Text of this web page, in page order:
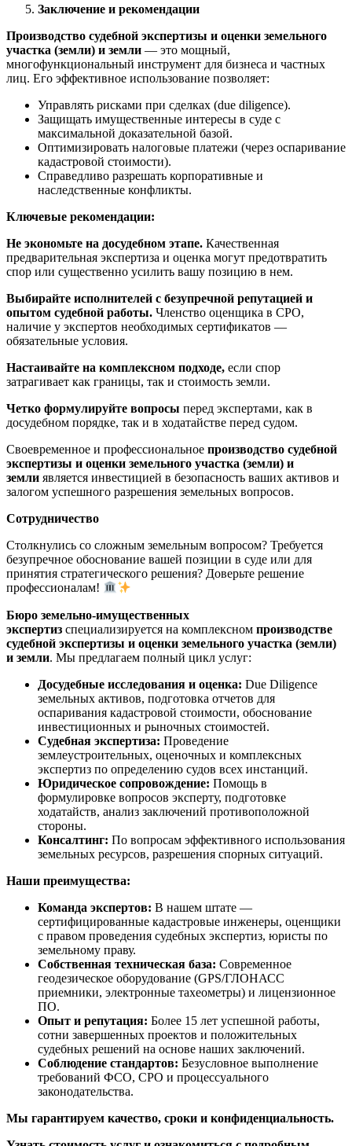
Заключение и рекомендации
Производство судебной экспертизы и оценки земельного
участка (земли) и земли — это мощный,
многофункциональный инструмент для бизнеса и частных
лиц. Его эффективное использование позволяет:
Управлять рисками при сделках (due diligence).
Защищать имущественные интересы в суде с
максимальной доказательной базой.
Оптимизировать налоговые платежи (через оспаривание
кадастровой стоимости).
Справедливо разрешать корпоративные и
наследственные конфликты.
Ключевые рекомендации:
Не экономьте на досудебном этапе. Качественная
предварительная экспертиза и оценка могут предотвратить
спор или существенно усилить вашу позицию в нем.
Выбирайте исполнителей с безупречной репутацией и
опытом судебной работы. Членство оценщика в СРО,
наличие у экспертов необходимых сертификатов —
обязательные условия.
Настаивайте на комплексном подходе, если спор
затрагивает как границы, так и стоимость земли.
Четко формулируйте вопросы перед экспертами, как в
досудебном порядке, так и в ходатайстве перед судом.
Своевременное и профессиональное производство судебной
экспертизы и оценки земельного участка (земли) и
земли является инвестицией в безопасность ваших активов и
залогом успешного разрешения земельных вопросов.
Сотрудничество
Столкнулись со сложным земельным вопросом? Требуется
безупречное обоснование вашей позиции в суде или для
принятия стратегического решения? Доверьте решение
профессионалам!
Бюро земельно-имущественных
экспертиз специализируется на комплексном производстве
судебной экспертизы и оценки земельного участка (земли)
и земли. Мы предлагаем полный цикл услуг:
Досудебные исследования и оценка: Due Diligence
земельных активов, подготовка отчетов для
оспаривания кадастровой стоимости, обоснование
инвестиционных и рыночных стоимостей.
Судебная экспертиза: Проведение
землеустроительных, оценочных и комплексных
экспертиз по определению судов всех инстанций.
Юридическое сопровождение: Помощь в
формулировке вопросов эксперту, подготовке
ходатайств, анализ заключений противоположной
стороны.
Консалтинг: По вопросам эффективного использования
земельных ресурсов, разрешения спорных ситуаций.
Наши преимущества:
Команда экспертов: В нашем штате —
сертифицированные кадастровые инженеры, оценщики
с правом проведения судебных экспертиз, юристы по
земельному праву.
Собственная техническая база: Современное
геодезическое оборудование (GPS/ГЛОНАСС
приемники, электронные тахеометры) и лицензионное
ПО.
Опыт и репутация: Более 15 лет успешной работы,
сотни завершенных проектов и положительных
судебных решений на основе наших заключений.
Соблюдение стандартов: Безусловное выполнение
требований ФСО, СРО и процессуального
законодательства.
Мы гарантируем качество, сроки и конфиденциальность.